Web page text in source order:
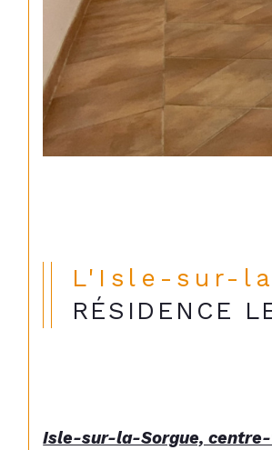
L'Isle-sur-
RÉSIDENCE
Isle-sur-la-Sorgue,